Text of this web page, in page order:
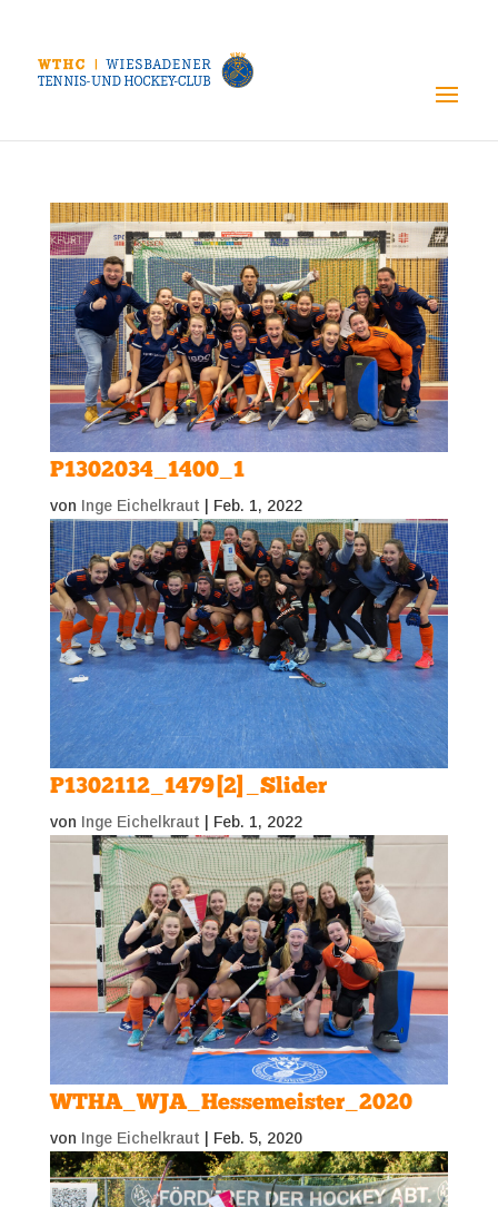
P1302034_1400_1
von Inge Eichelkraut Feb. 1, 2022
P1302112_1479[2]_Slider
von Inge Eichelkraut Feb. 1, 2022
WTHA_WJA_Hessemeister_2020
von Inge Eichelkraut Feb. 5, 2020